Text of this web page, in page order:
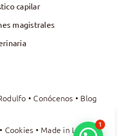
capilar
magistrales
• Conócenos • Blog
• Cookies • Made in La Luna1